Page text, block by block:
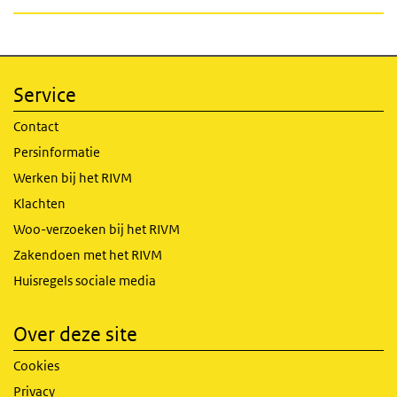
Service
Contact
Persinformatie
Werken bij het RIVM
Klachten
Woo-verzoeken bij het RIVM
Zakendoen met het RIVM
Huisregels sociale media
Over deze site
Cookies
Privacy